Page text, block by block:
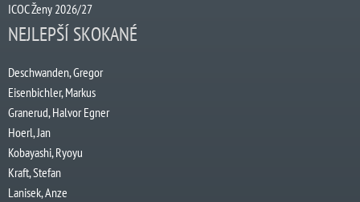
ICOC Ženy 2026/27
NEJLEPŠÍ SKOKANÉ
Deschwanden, Gregor
Eisenbichler, Markus
Granerud, Halvor Egner
Hoerl, Jan
Kobayashi, Ryoyu
Kraft, Stefan
Lanisek, Anze